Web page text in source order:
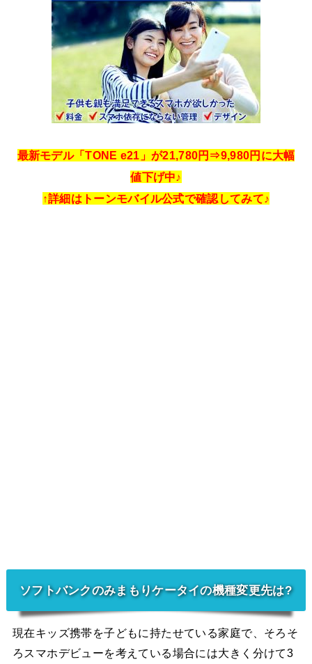
最新モデル「TONE e21」が21,780円⇒9,980円に大幅
値下げ中♪
↑詳細はトーンモバイル公式で確認してみて♪
ソフトバンクのみまもりケータイの機種変更先は?
現在キッズ携帯を子どもに持たせている家庭で、そろそ
ろスマホデビューを考えている場合には大きく分けて3